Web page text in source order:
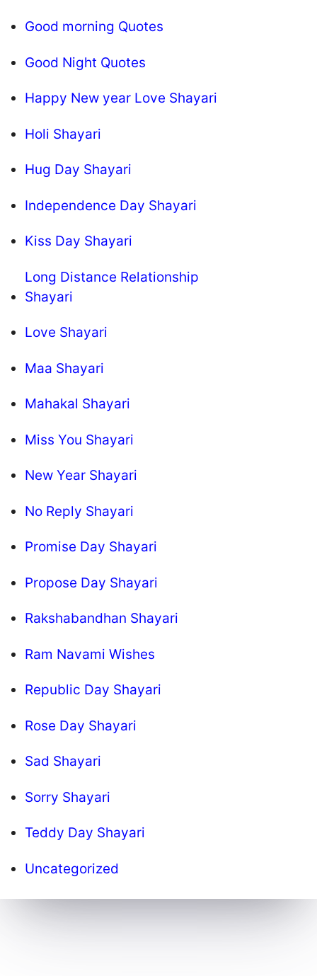
Good morning Quotes
Good Night Quotes
Happy New year Love Shayari
Holi Shayari
Hug Day Shayari
Independence Day Shayari
Kiss Day Shayari
Long Distance Relationship
Shayari
Love Shayari
Maa Shayari
Mahakal Shayari
Miss You Shayari
New Year Shayari
No Reply Shayari
Promise Day Shayari
Propose Day Shayari
Rakshabandhan Shayari
Ram Navami Wishes
Republic Day Shayari
Rose Day Shayari
Sad Shayari
Sorry Shayari
Teddy Day Shayari
Uncategorized